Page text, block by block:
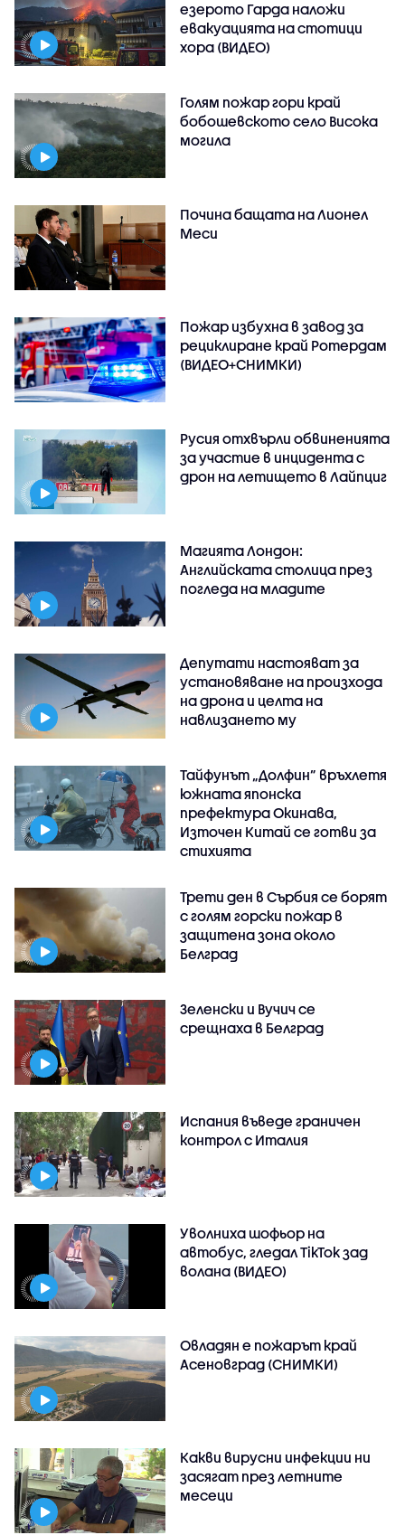
езерото Гарда наложи
евакуацията на стотици
хора (ВИДЕО)
Голям пожар гори край
бобошевското село Висока
могила
Почина бащата на Лионел
Меси
Пожар избухна в завод за
рециклиране край Ротердам
(ВИДЕО+СНИМКИ)
Русия отхвърли обвиненията
за участие в инцидента с
дрон на летището в Лайпциг
Магията Лондон:
Английската столица през
погледа на младите
Депутати настояват за
установяване на произхода
на дрона и целта на
навлизането му
Тайфунът „Долфин” връхлетя
южната японска
префектура Окинава,
Източен Китай се готви за
стихията
Трети ден в Сърбия се борят
с голям горски пожар в
защитена зона около
Белград
Зеленски и Вучич се
срещнаха в Белград
Испания въведе граничен
контрол с Италия
Уволниха шофьор на
автобус, гледал TikTok зад
волана (ВИДЕО)
Овладян е пожарът край
Асеновград (СНИМКИ)
Какви вирусни инфекции ни
засягат през летните
месеци